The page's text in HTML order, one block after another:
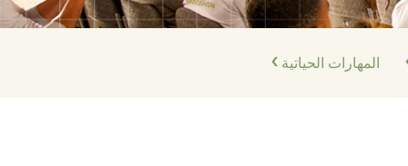
المهارات الحياتية